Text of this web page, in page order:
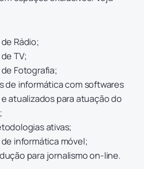
Rádio;
TV;
Fotografia;
de informática com softwares
atualizados para atuação do
ativas;
informática móvel;
para jornalismo on-line.